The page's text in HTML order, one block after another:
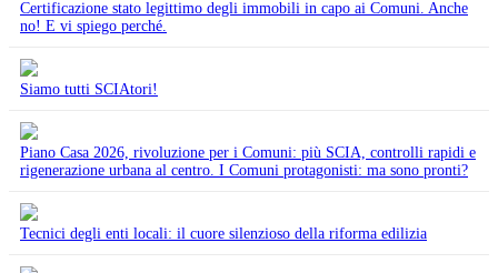
Certificazione stato legittimo degli immobili in capo ai Comuni. Anche
no! E vi spiego perché.
Siamo tutti SCIAtori!
Piano Casa 2026, rivoluzione per i Comuni: più SCIA, controlli rapidi e
rigenerazione urbana al centro. I Comuni protagonisti: ma sono pronti?
Tecnici degli enti locali: il cuore silenzioso della riforma edilizia